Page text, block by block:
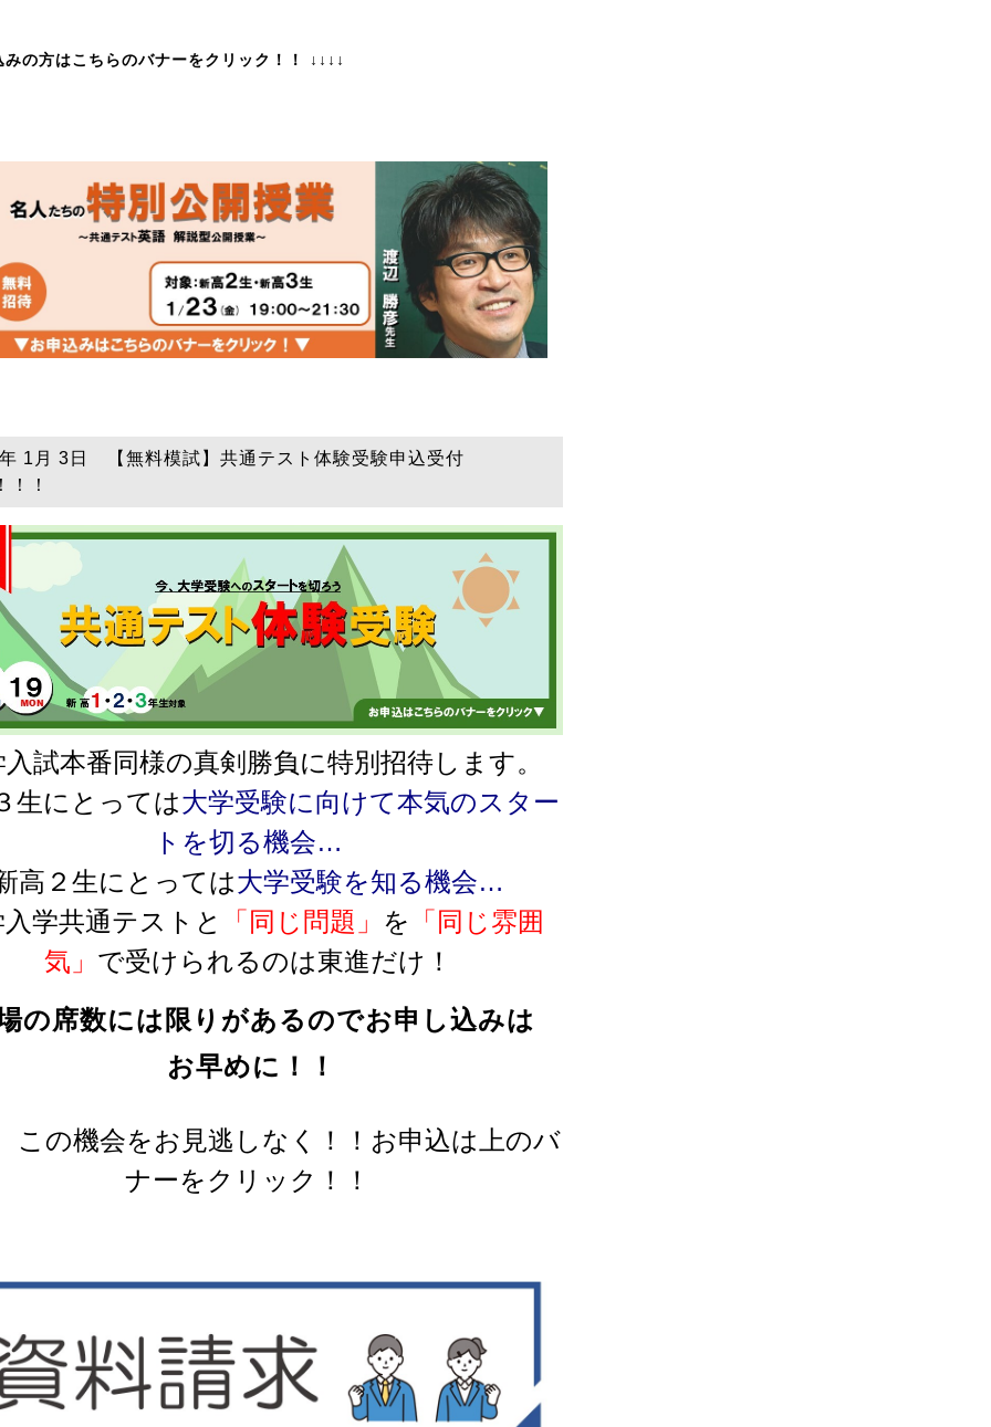
みの方はこちらのバナーをクリック！！ ↓↓↓↓
1月 3日 【無料模試】共通テスト体験受験申込受付
！！
試本番同様の真剣勝負に特別招待します。
生にとっては大学受験に向けて本気のスター
トを切る機会…
高２生にとっては大学受験を知る機会…
学共通テストと
「同じ問題」 を 「同じ雰囲
気」 で受けられるのは東進だけ！
の席数には限りがあるのでお申し込みは
お早めに！！
この機会をお見逃しなく！！お申込は上のバ
ナーをクリック！！